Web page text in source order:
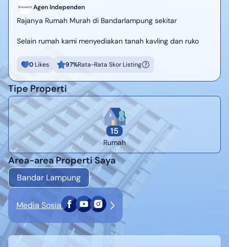
Agen Independen
Rajanya Rumah Murah di Bandarlampung sekitar
Selain rumah kami menyediakan tanah kavling dan ruko
0Likes 97%Rata-Rata Skor Listing
Tipe Properti
15
Rumah
Area-area Properti Saya
Bandar Lampung
Media Sosial